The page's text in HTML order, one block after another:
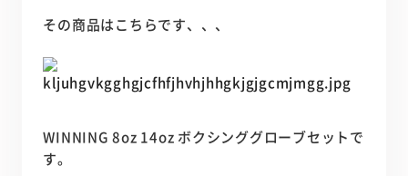
その商品はこちらです、、、
WINNING 8oz 14oz ボクシンググローブセットで
す。